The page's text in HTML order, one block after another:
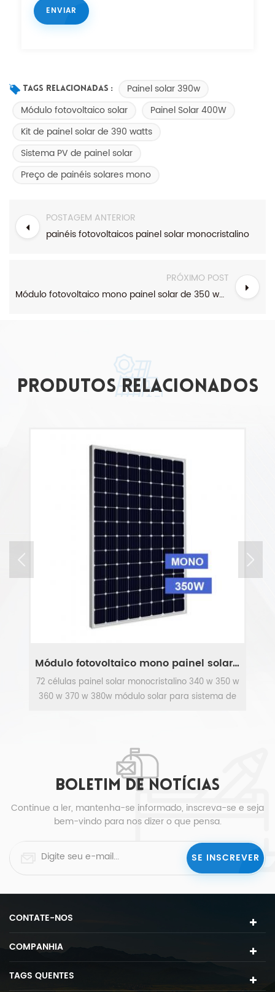
Tags Relacionadas :
Painel solar 390w
Módulo fotovoltaico solar
Painel Solar 400W
Kit de painel solar de 390 watts
Sistema PV de painel solar
Preço de painéis solares mono
POSTAGEM ANTERIOR
painéis fotovoltaicos painel solar monocristalino
PRÓXIMO POST
Módulo fotovoltaico mono painel solar de 350 watts
produtos relacionados
Módulo fotovoltaico mono painel solar de 350 watts
72 células painel solar monocristalino 340 w 350 w
360 w 370 w 380w módulo solar para sistema de
BOLETIM DE NOTÍCIAS
Continue a ler, mantenha-se informado, inscreva-se e seja
bem-vindo para nos dizer o que pensa.
CONTATE-NOS
COMPANHIA
TAGS QUENTES